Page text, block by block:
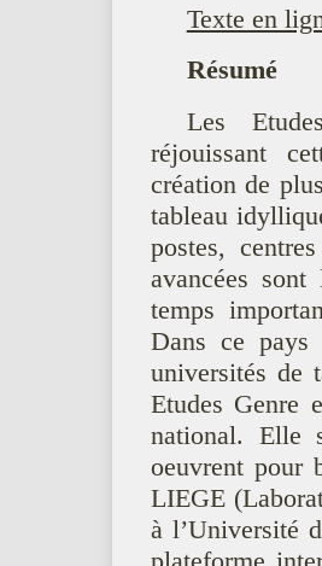
Texte en
Résumé
Les
réjouissant
création de
tableau
postes,
avancées
temps
Dans ce pays
universités de
Etudes Genre
national. Elle
oeuvrent pour
LIEGE
à l’Université